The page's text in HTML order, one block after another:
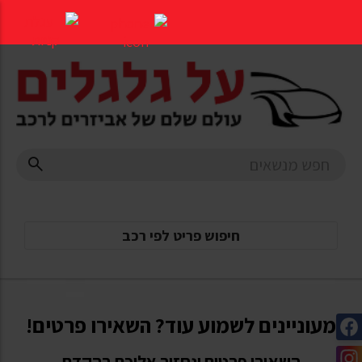
העמוד
חיפוש פריט לפי רכב
מעוניינים לשמוע עוד? השאירו פרטים!